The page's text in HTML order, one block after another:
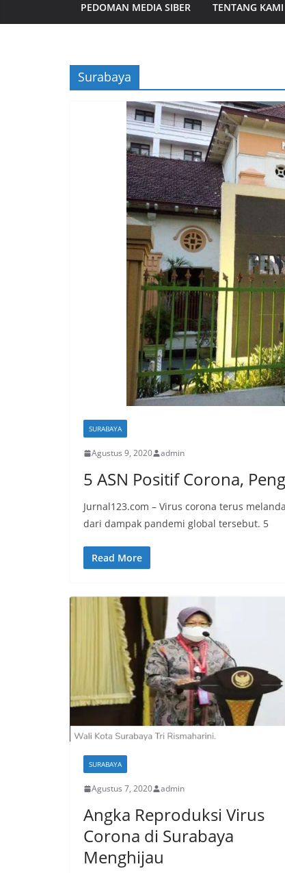
PEDOMAN MEDIA SIBER TENTANG KAMI
Surabaya
SURABAYA
Agustus 9, 2020 admin
5 ASN Positif Corona,
Jurnal123.com – Virus corona terus
dari dampak pandemi global tersebut. 5
Read More
SURABAYA
Agustus 7, 2020 admin
Angka Reproduksi Virus
Corona di Surabaya
Menghijau